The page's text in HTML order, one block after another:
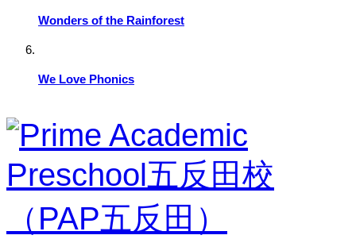
Wonders of the Rainforest
We Love Phonics